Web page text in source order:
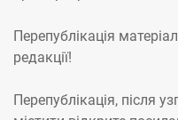
Перепублікація
редакції!
Перепублікація, після